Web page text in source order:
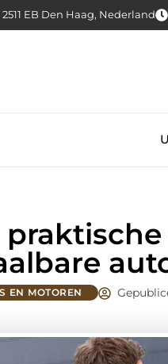
EB Den Haag, Nederland
EN MOTOREN